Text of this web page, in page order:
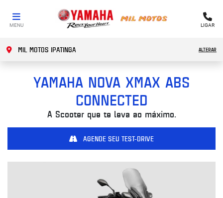
MENU LIGAR
MIL MOTOS IPATINGA ALTERAR
YAMAHA NOVA XMAX ABS
CONNECTED
A Scooter que te leva ao máximo.
AGENDE SEU TEST-DRIVE